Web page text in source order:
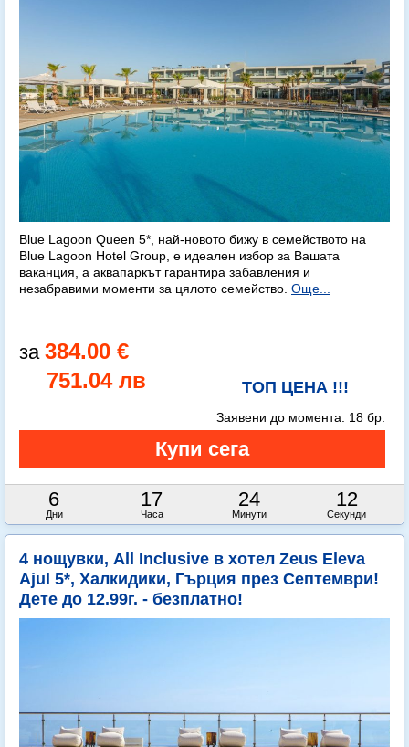
Blue Lagoon Queen 5*, най-новото бижу в семейството на
Blue Lagoon Hotel Group, е идеален избор за Вашата
ваканция, а аквапаркът гарантира забавления и
незабравими моменти за цялото семейство. Още...
384.00 €
751.04 лв
ТОП ЦЕНА !!!
6
Дни
17
Часа
24
Минути
11
Секунди
Заявени до момента: 18 бр.
4 нощувки, All Inclusive в хотел Zeus Eleva
Ajul 5*, Халкидики, Гърция през Септември!
Дете до 12.99г. - безплатно!